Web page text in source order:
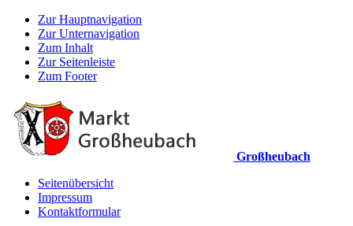
Zur Hauptnavigation
Zur Unternavigation
Zum Inhalt
Zur Seitenleiste
Zum Footer
Großheubach
Seitenübersicht
Impressum
Kontaktformular